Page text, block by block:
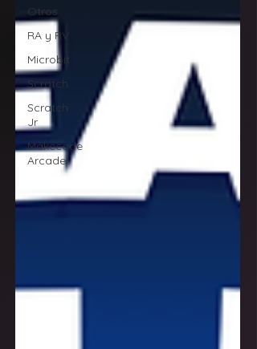
Otros
RA y RV
Microbit
Scratch
Scratch
Jr
Makecode
Arcade